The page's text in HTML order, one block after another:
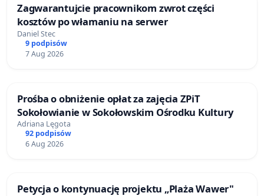
Zagwarantujcie pracownikom zwrot części
kosztów po włamaniu na serwer
Daniel Stec
9 podpisów
7 Aug 2026
Prośba o obniżenie opłat za zajęcia ZPiT
Sokołowianie w Sokołowskim Ośrodku Kultury
Adriana Lęgota
92 podpisów
6 Aug 2026
Petycja o kontynuację projektu „Plaża Wawer"